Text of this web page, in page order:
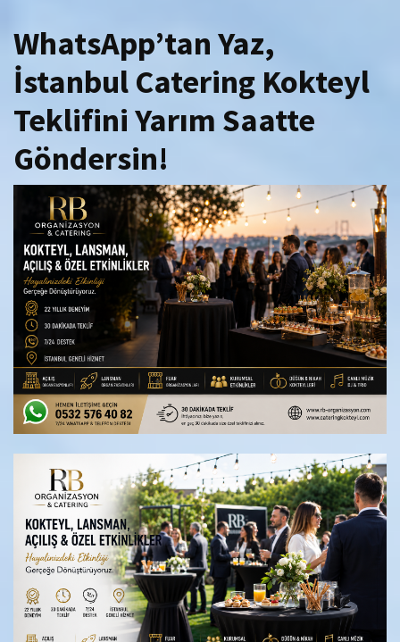
WhatsApp’tan Yaz,
İstanbul Catering Kokteyl
Teklifini Yarım Saatte
Göndersin!